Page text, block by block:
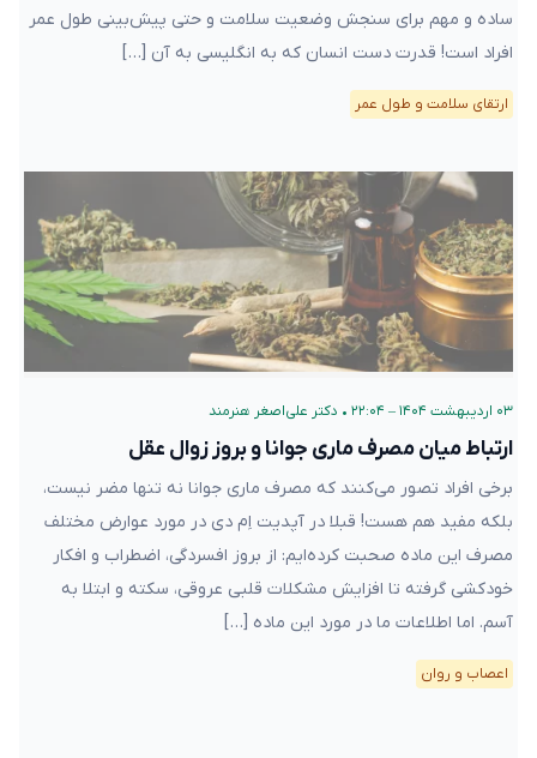
ساده و مهم برای سنجش وضعیت سلامت و حتی پیش‌بینی طول عمر
افراد است! قدرت دست انسان که به انگلیسی به آن […]
ارتقای سلامت و طول عمر
۰۳ اردیبهشت ۱۴۰۴ – ۲۲:۰۴ • دکتر علی‌اصغر هنرمند
ارتباط میان مصرف ماری جوانا و بروز زوال عقل
برخی افراد تصور می‌کنند که مصرف ماری جوانا نه تنها مضر نیست،
بلکه مفید هم هست! قبلا در آپدیت اِم دی در مورد عوارض مختلف
مصرف این ماده صحبت کرده‌ایم: از بروز افسردگی، اضطراب و افکار
خودکشی گرفته تا افزایش مشکلات قلبی عروقی، سکته و ابتلا به
آسم. اما اطلاعات ما در مورد این ماده […]
اعصاب و روان